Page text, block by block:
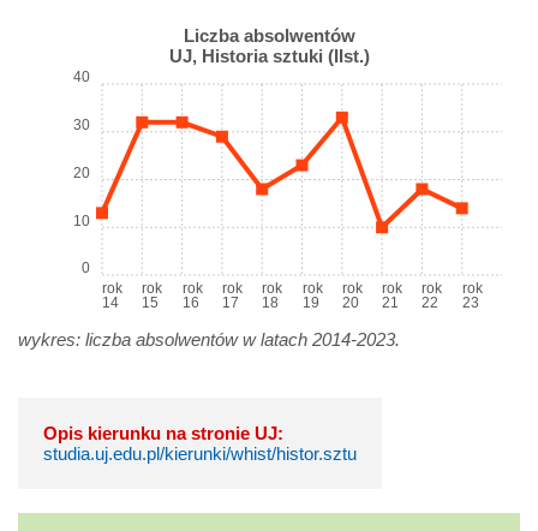
Liczba absolwentów
UJ, Historia sztuki (IIst.)
rok
14
rok
15
rok
16
rok
17
rok
18
rok
19
rok
20
rok
21
rok
22
rok
23
0
10
20
30
40
wykres: liczba absolwentów w latach 2014-2023.
Opis kierunku na stronie UJ:
studia.uj.edu.pl/kierunki/whist/histor.sztu